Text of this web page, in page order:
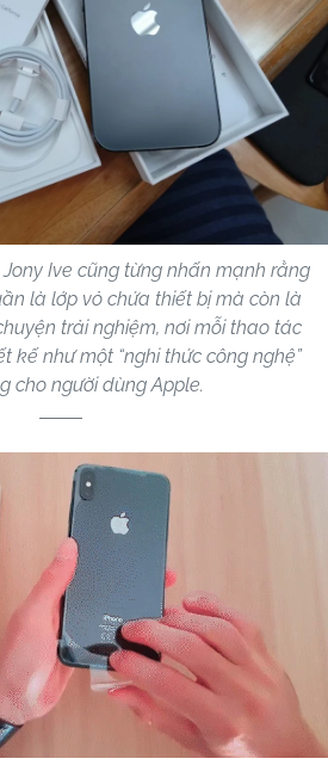
Ive cũng từng nhấn mạnh rằng
là lớp vỏ chứa thiết bị mà còn là
trải nghiệm, nơi mỗi thao tác
kế như một “nghi thức công nghệ”
cho người dùng Apple.